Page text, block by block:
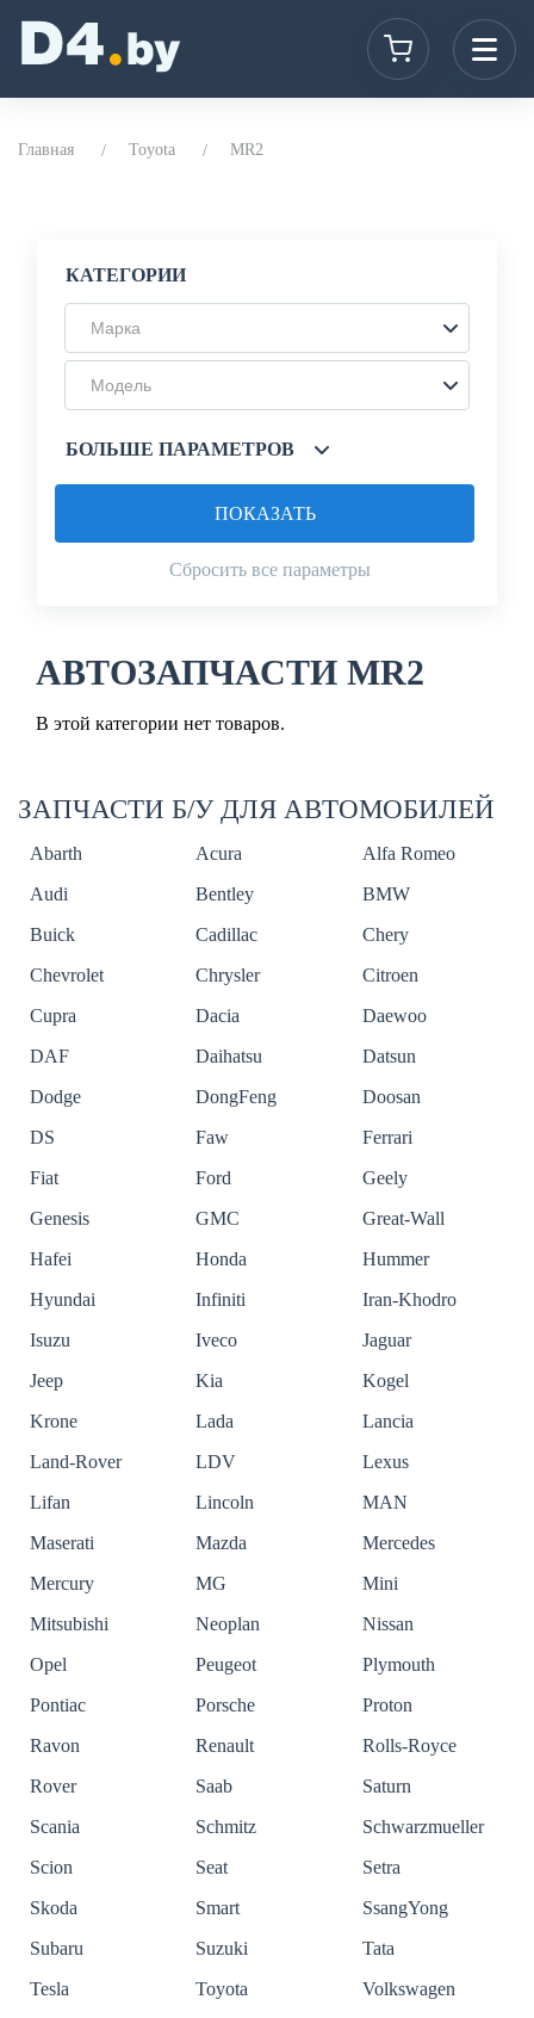
Главная Toyota MR2
КАТЕГОРИИ
Марка
Модель
БОЛЬШЕ ПАРАМЕТРОВ
Сбросить все параметры
ПОКАЗАТЬ
АВТОЗАПЧАСТИ MR2
В этой категории нет товаров.
ЗАПЧАСТИ Б/У ДЛЯ АВТОМОБИЛЕЙ
Abarth Acura
Alfa Romeo
Audi
Bentley
BMW
Buick
Cadillac
Chery
Chevrolet
Chrysler
Citroen
Cupra
Dacia
Daewoo
DAF
Daihatsu
Datsun
Dodge
DongFeng
Doosan
DS
Faw
Ferrari
Fiat
Ford
Geely
Genesis
GMC
Great-Wall
Hafei
Honda
Hummer
Hyundai
Infiniti
Iran-Khodro
Isuzu
Iveco
Jaguar
Jeep
Kia
Kogel
Krone
Lada
Lancia
Land-Rover
LDV
Lexus
Lifan
Lincoln
MAN
Maserati
Mazda
Mercedes
Mercury
MG
Mini
Mitsubishi
Neoplan
Nissan
Opel
Peugeot
Plymouth
Pontiac
Porsche
Proton
Ravon
Renault
Rolls-Royce
Rover
Saab
Saturn
Scania
Schmitz
Schwarzmueller
Scion
Seat
Setra
Skoda
Smart
SsangYong
Subaru
Suzuki
Tata
Tesla
Toyota
Volkswagen